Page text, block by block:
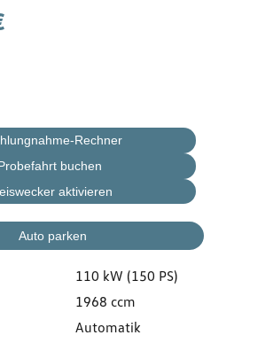
Rechner
buchen
aktivieren
Auto parken
110 kW (150 PS)
1968 ccm
Automatik